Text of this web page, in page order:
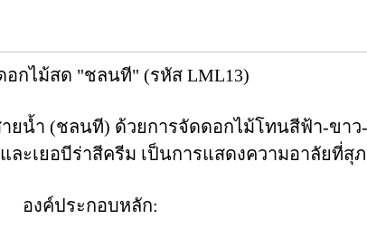
อกไม้สด "ชลนที" (รหัส LML13)
ยน้ำ (ชลนที) ด้วยการจัดดอกไม้โทนสีฟ้า-ขาว
ะเยอบีร่าสีครีม เป็นการแสดงความอาลัยที่สุ
องค์ประกอบหลัก: